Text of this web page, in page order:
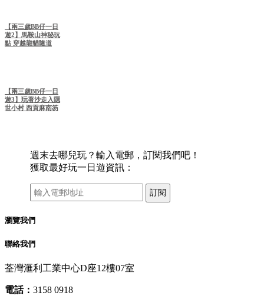
【兩三歲BB仔一日
遊2】馬鞍山神秘玩
點 穿越龍貓隧道
【兩三歲BB仔一日
遊3】玩著沙走入隱
世小村 西貢麻南笏
週末去哪兒玩？輸入電郵，訂閱我們吧！
獲取最好玩一日遊資訊：
訂閱
瀏覽我們
聯絡我們
荃灣滙利工業中心D座12樓07室
電話： 3158 0918